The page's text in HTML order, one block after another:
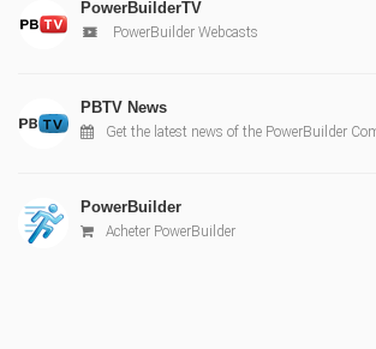
PowerBuilderTV
PowerBuilder Webcasts
PBTV News
Get the latest news of the PowerBuilder
PowerBuilder
Acheter PowerBuilder